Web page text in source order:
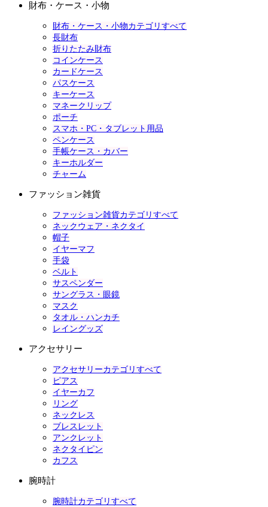
財布・ケース・小物
財布・ケース・小物カテゴリすべて
長財布
折りたたみ財布
コインケース
カードケース
パスケース
キーケース
マネークリップ
ポーチ
スマホ・PC・タブレット用品
ペンケース
手帳ケース・カバー
キーホルダー
チャーム
ファッション雑貨
ファッション雑貨カテゴリすべて
ネックウェア・ネクタイ
帽子
イヤーマフ
手袋
ベルト
サスペンダー
サングラス・眼鏡
マスク
タオル・ハンカチ
レイングッズ
アクセサリー
アクセサリーカテゴリすべて
ピアス
イヤーカフ
リング
ネックレス
ブレスレット
アンクレット
ネクタイピン
カフス
腕時計
腕時計カテゴリすべて